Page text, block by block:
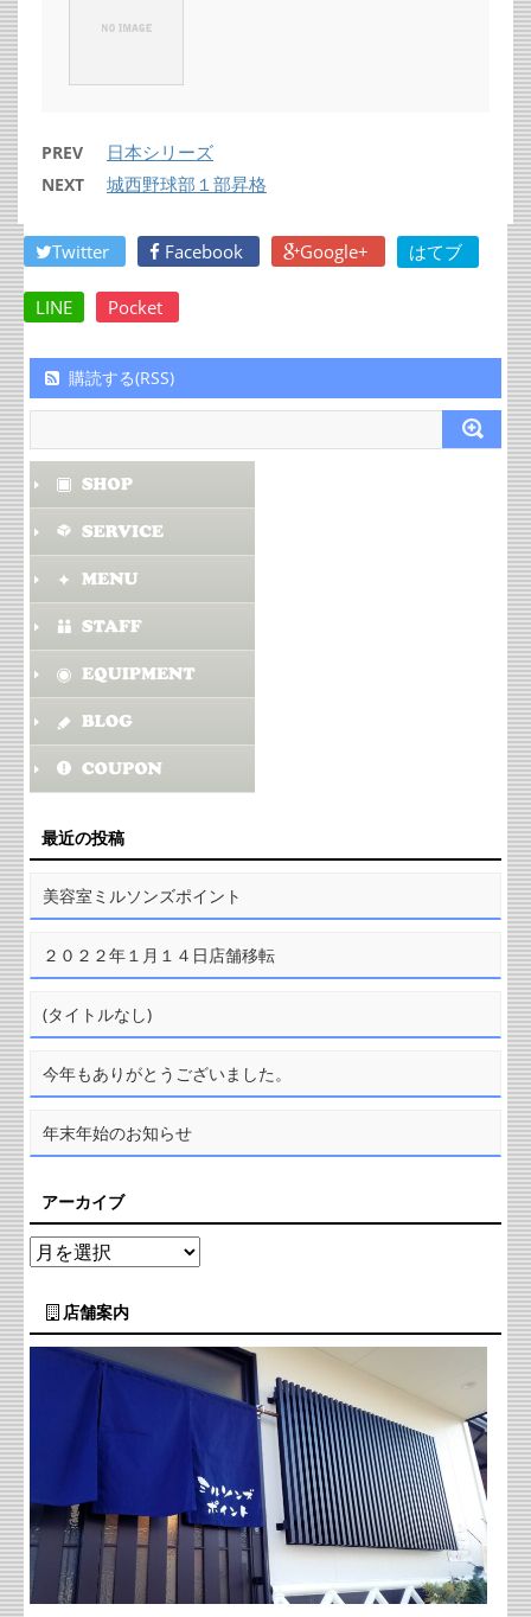
PREV 日本シリーズ
NEXT 城西野球部１部昇格
Twitter Facebook Google+ はてブ
LINE Pocket
購読する(RSS)
最近の投稿
美容室ミルソンズポイント
２０２２年１月１４日店舗移転
(タイトルなし)
今年もありがとうございました。
年末年始のお知らせ
アーカイブ
店舗案内